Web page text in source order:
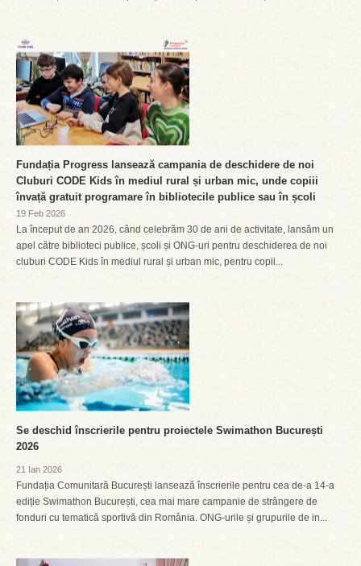
Fundația Progress lansează campania de deschidere de noi
Cluburi CODE Kids în mediul rural și urban mic, unde copiii
învață gratuit programare în bibliotecile publice sau în școli
19 Feb 2026
La început de an 2026, când celebrăm 30 de ani de activitate, lansăm un
apel către biblioteci publice, școli și ONG-uri pentru deschiderea de noi
cluburi CODE Kids în mediul rural și urban mic, pentru copii...
Se deschid înscrierile pentru proiectele Swimathon București
2026
21 Ian 2026
Fundația Comunitară București lansează înscrierile pentru cea de-a 14-a
ediție Swimathon București, cea mai mare campanie de strângere de
fonduri cu tematică sportivă din România. ONG-urile și grupurile de in...